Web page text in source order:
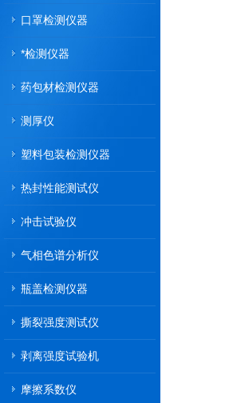
口罩检测仪器
*检测仪器
药包材检测仪器
测厚仪
塑料包装检测仪器
热封性能测试仪
冲击试验仪
气相色谱分析仪
瓶盖检测仪器
撕裂强度测试仪
剥离强度试验机
摩擦系数仪